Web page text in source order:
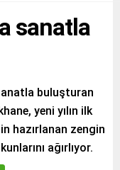
sanatla
buluşturan
yeni yılın ilk
hazırlanan zengin
ağırlıyor.